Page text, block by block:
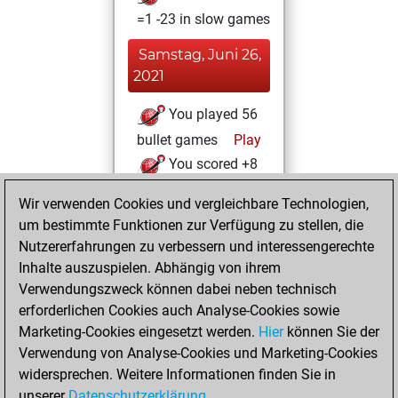
=1 -23 in slow games
Samstag, Juni 26,
2021
You played 56
bullet games
Play
You scored +8
Samstag, Juni 19,
2021
You achieved a
BeautyScore of 3
Fritz
You
achieved a new Elo
of 1574
Wir verwenden Cookies und vergleichbare Technologien,
um bestimmte Funktionen zur Verfügung zu stellen, die
Nutzererfahrungen zu verbessern und interessengerechte
Inhalte auszuspielen. Abhängig von ihrem
Verwendungszweck können dabei neben technisch
erforderlichen Cookies auch Analyse-Cookies sowie
Marketing-Cookies eingesetzt werden. Hierkönnen Sie der
Verwendung von Analyse-Cookies und Marketing-Cookies
widersprechen. Weitere Informationen finden Sie in